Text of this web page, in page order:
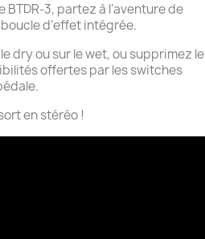
BTDR-3, partez à l’aventure de
d’effet intégrée.
dry ou sur le wet, ou supprimez le
offertes par les switches
en stéréo !